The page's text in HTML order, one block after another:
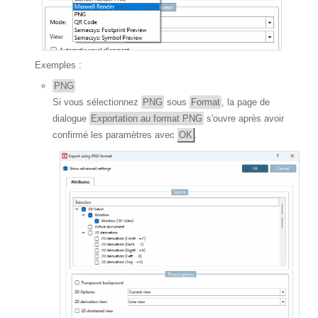
Exemples :
PNG
Si vous sélectionnez PNG sous Format
, la page de
dialogue Exportation au format PNG s'ouvre après avoir
confirmé les paramètres avec OK